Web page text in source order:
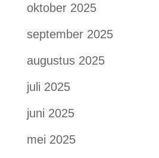
oktober 2025
september 2025
augustus 2025
juli 2025
juni 2025
mei 2025